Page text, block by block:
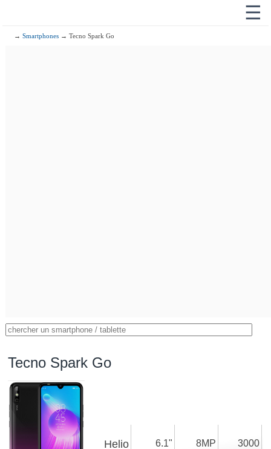
☰
→Smartphones → Tecno Spark Go
Tecno Spark Go
Helio
6.1" 8MP
3000